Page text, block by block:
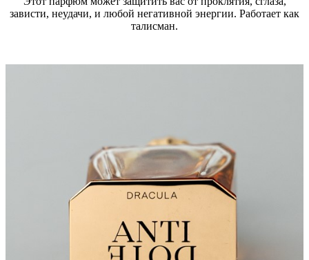
зависти, неудачи, и любой негативной энергии. Работает как
талисман.